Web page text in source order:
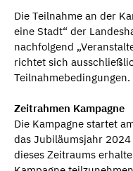
Die Teilnahme an der
eine Stadt“ der
nachfolgend
richtet sich
Teilnahmebedingungen.
Zeitrahmen Kampagne
Die Kampagne startet
das Jubiläumsjahr
dieses Zeitraums